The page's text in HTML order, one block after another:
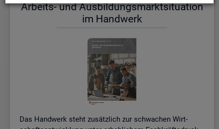
Ar­beits- und Aus­bil­dungs­markt­si­tua­ti­on
im Hand­werk
Das Hand­werk steht zu­sätz­lich zur schwa­chen Wirt­